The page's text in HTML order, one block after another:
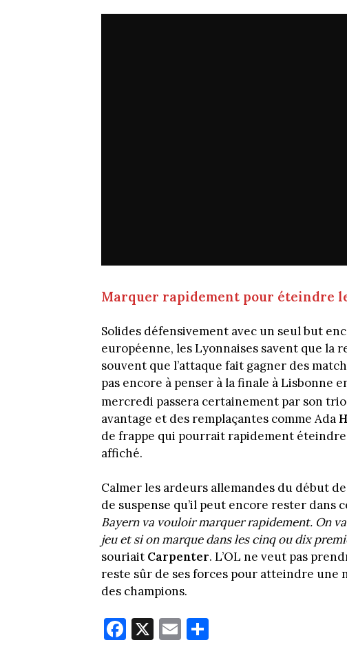
Marquer rapidement pour éteindre
Solides défensivement avec un seul but
européenne, les Lyonnaises savent que la
souvent que l’attaque fait gagner des
pas encore à penser à la finale à Lisbonne
mercredi passera certainement par son
avantage et des remplaçantes comme Ada
de frappe qui pourrait rapidement éteindre
affiché.
Calmer les ardeurs allemandes du début
de suspense qu’il peut encore rester
Bayern va vouloir marquer rapidement. On
jeu et si on marque dans les cinq ou dix
souriait Carpenter. L’OL ne veut pas
reste sûr de ses forces pour atteindre une
des champions.
Fa X E